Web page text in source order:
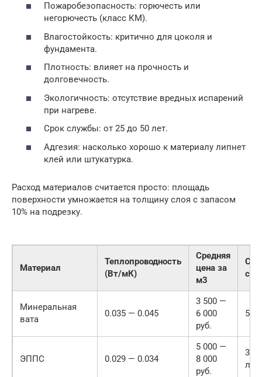
Пожаробезопасность: горючесть или
негорючесть (класс КМ).
Влагостойкость: критично для цоколя и
фундамента.
Плотность: влияет на прочность и
долговечность.
Экологичность: отсутствие вредных испарений
при нагреве.
Срок службы: от 25 до 50 лет.
Адгезия: насколько хорошо к материалу липнет
клей или штукатурка.
Расход материалов считается просто: площадь
поверхности умножается на толщину слоя с запасом
10% на подрезку.
Материал
Теплопроводность
(Вт/мК)
Средняя
цена за
м3
Минеральная
вата
0.035 — 0.045
3 500 —
6 000
руб.
50
ЭППС 0.029 — 0.034
5 000 —
8 000
руб.
30-
лет